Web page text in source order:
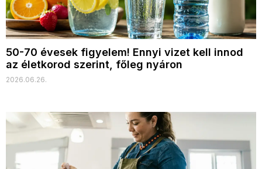
50-70 évesek figyelem! Ennyi vizet kell innod
az életkorod szerint, főleg nyáron
2026.06.26.